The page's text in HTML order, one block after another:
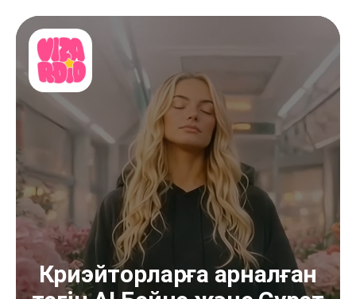
Криэйторларға арналған